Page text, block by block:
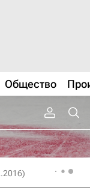
Общество